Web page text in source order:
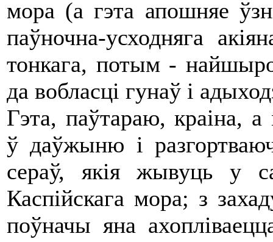
мора (а гэта апошняе
паўночна-усходняга
тонкага, потым -
да вобласці гунаў і
Гэта, паўтараю, краіна,
ў даўжыню і
сераў, якія жывуць у
Каспійскага мора; з
поўначы яна